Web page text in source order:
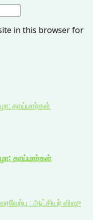
in this browser for
தாய்மார்கள்
தாய்மார்கள்
: ஆட்சியர் விஷு